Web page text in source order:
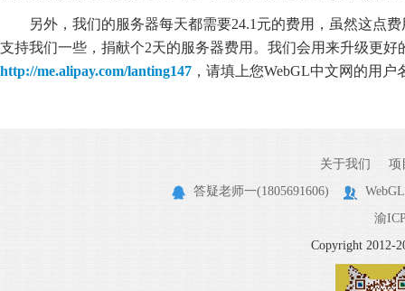
另外，我们的服务器每天都需要24.1元的费用，虽然这点
支持我们一些，捐献个2天的服务器费用。我们会用来升级更
http://me.alipay.com/lanting147 ，请填上您WebGL中文网的用
关于我们
项
答疑老师一(1805691606)
渝
Copyright 2012-